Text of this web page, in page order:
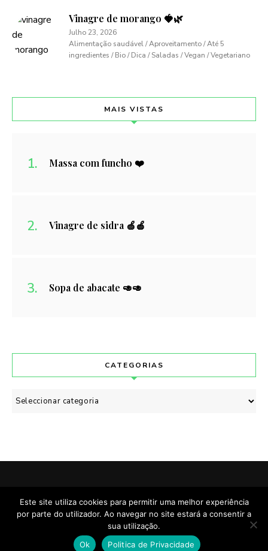
Vinagre de morango 🍓🌿
Julho 23, 2026
Alimentação saudável / Aproveitamento / Até 5
ingredientes / Bio / Dica / Saladas / Vegan / Vegetariano
MAIS VISTAS
Massa com funcho ❤️
Vinagre de sidra 🍏🍎
Sopa de abacate 🥑🥑
CATEGORIAS
Categorias
Cozinhado & Escrito com por Manuela Brehm.
Manu's Cuisine © Copyright 2020. Todos os direitos reservados
Este site utiliza cookies para permitir uma melhor experiência
por parte do utilizador. Ao navegar no site estará a consentir a
sua utilização.
Ok
Politica de Privacidade